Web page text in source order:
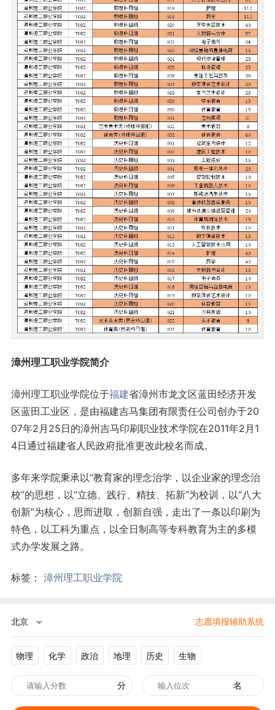
漳州理工职业学院简介
漳州理工职业学院位于福建省漳州市龙文区蓝田经济开发
区蓝田工业区，是由福建吉马集团有限责任公司创办于20
07年2月25日的漳州吉马印刷职业技术学院在2011年2月1
4日通过福建省人民政府批准更改此校名而成。
多年来学院秉承以“教育家的理念治学，以企业家的理念治
校”的思想，以“立德、践行、精技、拓新”为校训，以“八大
创新”为核心，思而进取，创新自强，走出了一条以印刷为
特色，以工科为重点，以全日制高等专科教育为主的多模
式办学发展之路。
标签： 漳州理工职业学院
北京 志愿填报辅助系统
物理 化学 政治 地理 历史 生物
分 名